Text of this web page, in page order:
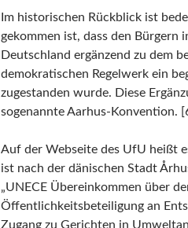
Im historischen Rückblick ist
gekommen ist, dass den Bürgern
Deutschland ergänzend zu dem
demokratischen Regelwerk ein
zugestanden wurde. Diese
sogenannte Aarhus-Konvention.
Auf der Webseite des UfU heißt
ist nach der dänischen Stadt
„UNECE Übereinkommen über
Öffentlichkeitsbeteiligung an
Zugang zu Gerichten in